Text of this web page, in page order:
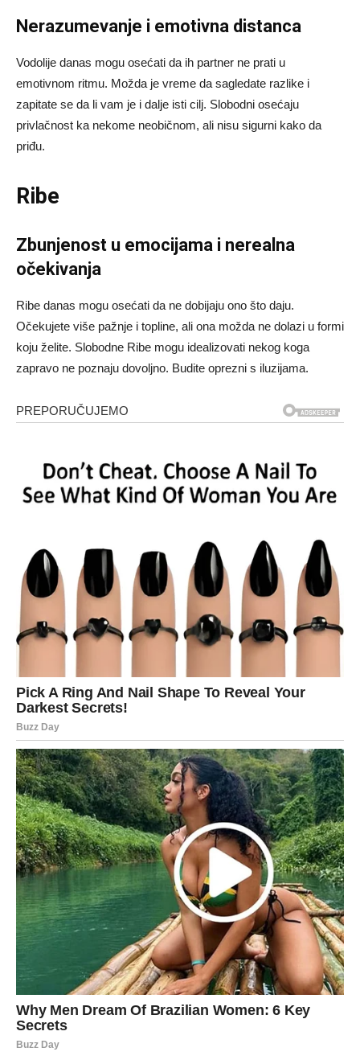
Nerazumevanje i emotivna distanca
Vodolije danas mogu osećati da ih partner ne prati u
emotivnom ritmu. Možda je vreme da sagledate razlike i
zapitate se da li vam je i dalje isti cilj. Slobodni osećaju
privlačnost ka nekome neobičnom, ali nisu sigurni kako da
priđu.
Ribe
Zbunjenost u emocijama i nerealna
očekivanja
Ribe danas mogu osećati da ne dobijaju ono što daju.
Očekujete više pažnje i topline, ali ona možda ne dolazi u formi
koju želite. Slobodne Ribe mogu idealizovati nekog koga
zapravo ne poznaju dovoljno. Budite oprezni s iluzijama.